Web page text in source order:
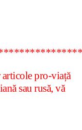
pro-viață
sau rusă, vă